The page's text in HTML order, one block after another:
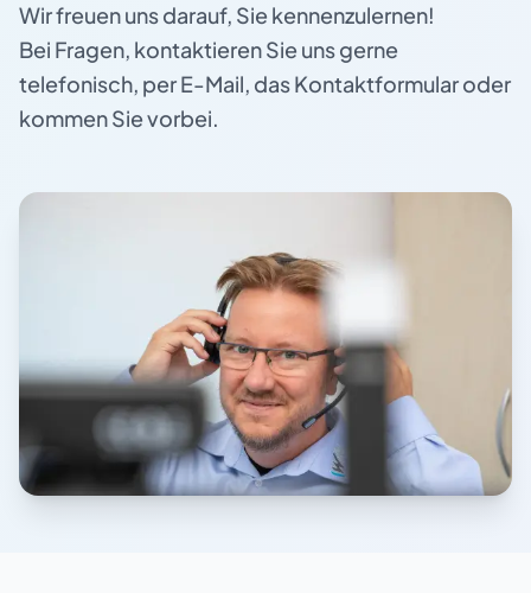
Wir freuen uns darauf, Sie kennenzulernen!
Bei Fragen, kontaktieren Sie uns gerne
telefonisch, per E-Mail, das Kontaktformular oder
kommen Sie vorbei.